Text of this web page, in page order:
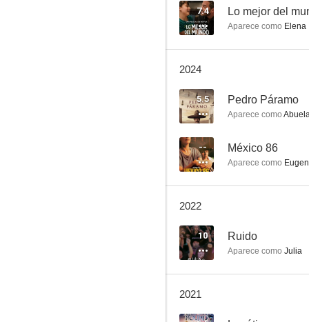
7.0
Mujeres de negro
6.5
7.4 Lo mejor del
Aparece como Elena
2024
5.5 Pedro Páramo
Aparece como
-- México 86
Aparece como
2022
10 Ruido
Aparece como Julia
2021